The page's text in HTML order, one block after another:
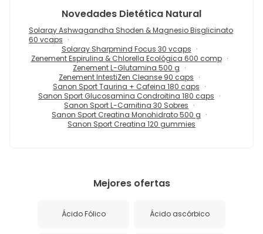
Novedades Dietética Natural
Solaray Ashwagandha Shoden & Magnesio Bisglicinato
60 vcaps
Solaray Sharpmind Focus 30 vcaps
Zenement Espirulina & Chlorella Ecológica 600 comp
Zenement L-Glutamina 500 g
Zenement IntestiZen Cleanse 90 caps
Sanon Sport Taurina + Cafeina 180 caps
Sanon Sport Glucosamina Condroitina 180 caps
Sanon Sport L-Carnitina 30 Sobres
Sanon Sport Creatina Monohidrato 500 g
Sanon Sport Creatina 120 gummies
Mejores ofertas
Ácido Fólico Ácido ascórbico